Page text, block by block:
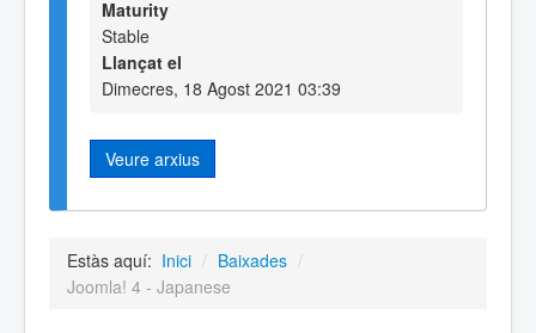
Maturity
Stable
Llançat el
Dimecres, 18 Agost 2021 03:39
Veure arxius
Estàs aquí: Inici / Baixades /
Joomla! 4 - Japanese